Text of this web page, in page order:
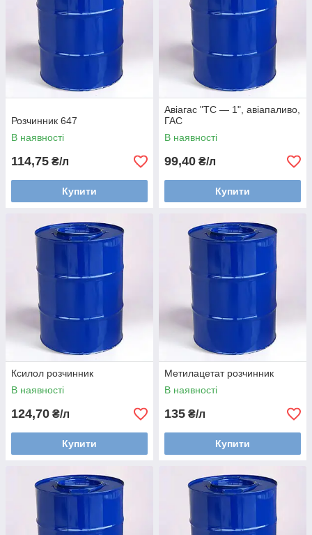
Розчинник 647
В наявності
114,75 ₴/л
Купити
Авіагас "ТС — 1", авіапаливо,
ГАС
В наявності
99,40 ₴/л
Купити
Ксилол розчинник
В наявності
124,70 ₴/л
Купити
Метилацетат розчинник
В наявності
135 ₴/л
Купити